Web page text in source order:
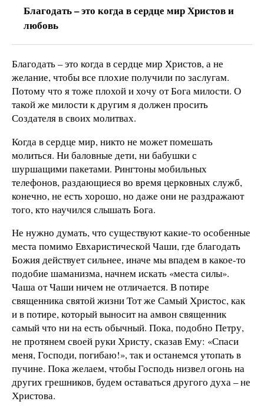
Благодать – это когда в сердце мир Христов и
любовь
Благодать – это когда в сердце мир Христов, а не
желание, чтобы все плохие получили по заслугам.
Потому что я тоже плохой и хочу от Бога милости. О
такой же милости к другим я должен просить
Создателя в своих молитвах.
Когда в сердце мир, никто не может помешать
молиться. Ни баловные дети, ни бабушки с
шуршащими пакетами. Рингтоны мобильных
телефонов, раздающиеся во время церковных служб,
конечно, не есть хорошо, но даже они не раздражают
того, кто научился слышать Бога.
Не нужно думать, что существуют какие-то особенные
места помимо Евхаристической Чаши, где благодать
Божия действует сильнее, иначе мы впадем в какое-то
подобие шаманизма, начнем искать «места силы».
Чаша от Чаши ничем не отличается. В потире
священника святой жизни Тот же Самый Христос, как
и в потире, который выносит на амвон священник
самый что ни на есть обычный. Пока, подобно Петру,
не протянем своей руки Христу, сказав Ему: «Спаси
меня, Господи, погибаю!», так и останемся утопать в
пучине. Пока желаем, чтобы Господь низвел огонь на
других грешников, будем оставаться другого духа – не
Христова.